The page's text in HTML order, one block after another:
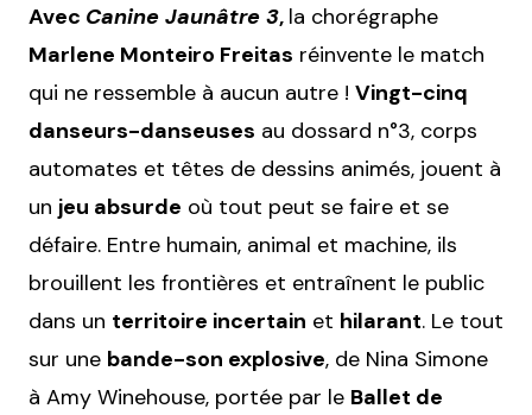
Avec Canine Jaunâtre 3, la chorégraphe
Marlene Monteiro Freitas réinvente le match
qui ne ressemble à aucun autre ! Vingt-cinq
danseurs-danseuses au dossard n°3, corps
automates et têtes de dessins animés, jouent à
un jeu absurde où tout peut se faire et se
défaire. Entre humain, animal et machine, ils
brouillent les frontières et entraînent le public
dans un territoire incertain et hilarant. Le tout
sur une bande-son explosive, de Nina Simone
à Amy Winehouse, portée par le Ballet de